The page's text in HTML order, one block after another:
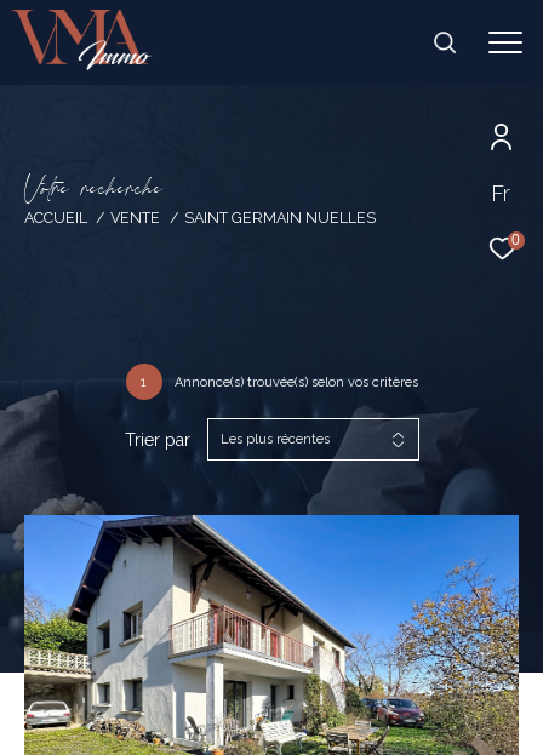
Fr
0
Votre recherche
ACCUEIL VENTE SAINT GERMAIN NUELLES
1 Annonce(s) trouvée(s) selon vos critères
Trier par Les plus récentes